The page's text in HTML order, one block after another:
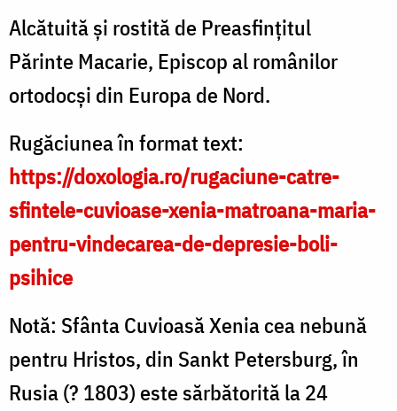
Alcătuită și rostită de Preasfințitul
Părinte Macarie, Episcop al românilor
ortodocși din Europa de Nord.
Rugăciunea în format text:
https://doxologia.ro/rugaciune-catre-
sfintele-cuvioase-xenia-matroana-maria-
pentru-vindecarea-de-depresie-boli-
psihice
Notă: Sfânta Cuvioasă Xenia cea nebună
pentru Hristos, din Sankt Petersburg, în
Rusia (? 1803) este sărbătorită la 24